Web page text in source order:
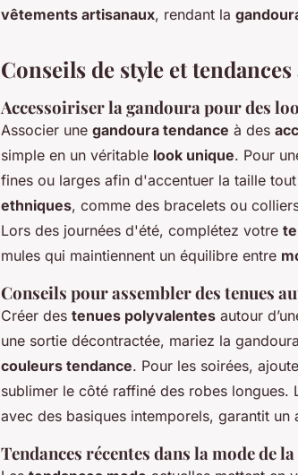
vêtements artisanaux, rendant la
Conseils de style et
Accessoiriser la gandoura pour des
Associer une gandoura tendance à des
simple en un véritable look unique. Pour
fines ou larges afin d'accentuer la taille
ethniques, comme des bracelets ou
Lors des journées d'été, complétez votre
mules qui maintiennent un équilibre entre
Conseils pour assembler des tenues
Créer des tenues polyvalentes autour
une sortie décontractée, mariez la
couleurs tendance. Pour les soirées,
sublimer le côté raffiné des robes longues.
avec des basiques intemporels, garantit un
Tendances récentes dans la mode de